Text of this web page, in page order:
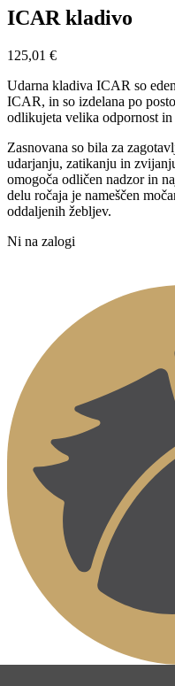
ICAR kladivo
125,01 €
Udarna kladiva ICAR so
ICAR, in so izdelana po
odlikujeta velika odpornost in
Zasnovana so bila za
udarjanju, zatikanju in
omogoča odličen nadzor in
delu ročaja je nameščen
oddaljenih žebljev.
Ni na zalogi